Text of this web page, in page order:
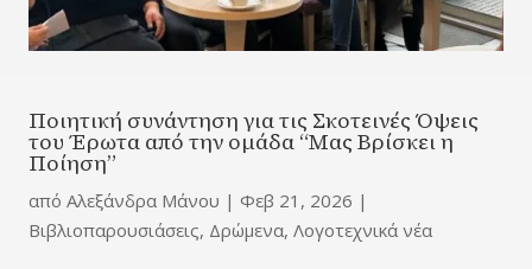
Ποιητική συνάντηση για τις Σκοτεινές Όψεις
του Έρωτα από την ομάδα “Μας Βρίσκει η
Ποίηση”
από Αλεξάνδρα Μάνου | Φεβ 21, 2026 |
Βιβλιοπαρουσιάσεις, Δρώμενα, Λογοτεχνικά νέα